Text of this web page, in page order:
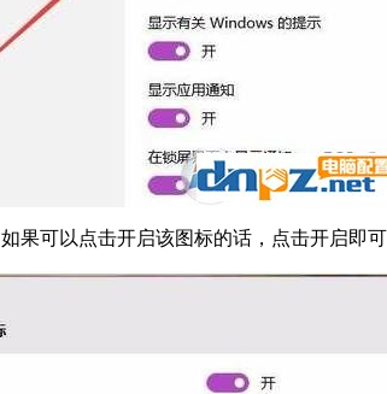
果可以点击开启该图标的话，点击开启即